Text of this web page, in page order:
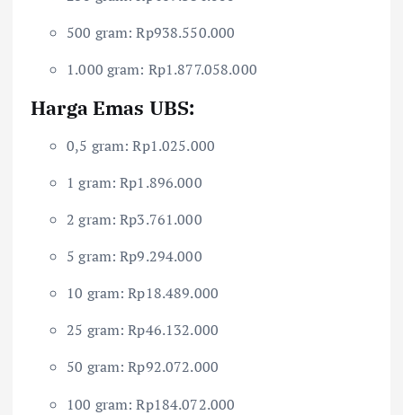
500 gram: Rp938.550.000
1.000 gram: Rp1.877.058.000
Harga Emas UBS:
0,5 gram: Rp1.025.000
1 gram: Rp1.896.000
2 gram: Rp3.761.000
5 gram: Rp9.294.000
10 gram: Rp18.489.000
25 gram: Rp46.132.000
50 gram: Rp92.072.000
100 gram: Rp184.072.000